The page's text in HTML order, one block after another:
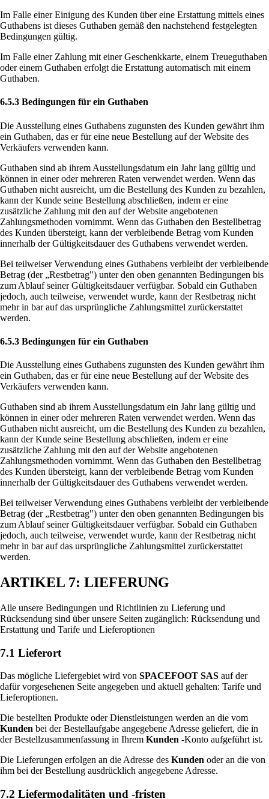
Im Falle einer Einigung des Kunden über eine Erstattung mittels eines
Guthabens ist dieses Guthaben gemäß den nachstehend festgelegten
Bedingungen gültig.
Im Falle einer Zahlung mit einer Geschenkkarte, einem Treueguthaben
oder einem Guthaben erfolgt die Erstattung automatisch mit einem
Guthaben.
6.5.3 Bedingungen für ein Guthaben
Die Ausstellung eines Guthabens zugunsten des Kunden gewährt ihm
ein Guthaben, das er für eine neue Bestellung auf der Website des
Verkäufers verwenden kann.
Guthaben sind ab ihrem Ausstellungsdatum ein Jahr lang gültig und
können in einer oder mehreren Raten verwendet werden. Wenn das
Guthaben nicht ausreicht, um die Bestellung des Kunden zu bezahlen,
kann der Kunde seine Bestellung abschließen, indem er eine
zusätzliche Zahlung mit den auf der Website angebotenen
Zahlungsmethoden vornimmt. Wenn das Guthaben den Bestellbetrag
des Kunden übersteigt, kann der verbleibende Betrag vom Kunden
innerhalb der Gültigkeitsdauer des Guthabens verwendet werden.
Bei teilweiser Verwendung eines Guthabens verbleibt der verbleibende
Betrag (der „Restbetrag") unter den oben genannten Bedingungen bis
zum Ablauf seiner Gültigkeitsdauer verfügbar. Sobald ein Guthaben
jedoch, auch teilweise, verwendet wurde, kann der Restbetrag nicht
mehr in bar auf das ursprüngliche Zahlungsmittel zurückerstattet
werden.
6.5.3 Bedingungen für ein Guthaben
Die Ausstellung eines Guthabens zugunsten des Kunden gewährt ihm
ein Guthaben, das er für eine neue Bestellung auf der Website des
Verkäufers verwenden kann.
Guthaben sind ab ihrem Ausstellungsdatum ein Jahr lang gültig und
können in einer oder mehreren Raten verwendet werden. Wenn das
Guthaben nicht ausreicht, um die Bestellung des Kunden zu bezahlen,
kann der Kunde seine Bestellung abschließen, indem er eine
zusätzliche Zahlung mit den auf der Website angebotenen
Zahlungsmethoden vornimmt. Wenn das Guthaben den Bestellbetrag
des Kunden übersteigt, kann der verbleibende Betrag vom Kunden
innerhalb der Gültigkeitsdauer des Guthabens verwendet werden.
Bei teilweiser Verwendung eines Guthabens verbleibt der verbleibende
Betrag (der „Restbetrag") unter den oben genannten Bedingungen bis
zum Ablauf seiner Gültigkeitsdauer verfügbar. Sobald ein Guthaben
jedoch, auch teilweise, verwendet wurde, kann der Restbetrag nicht
mehr in bar auf das ursprüngliche Zahlungsmittel zurückerstattet
werden.
ARTIKEL 7: LIEFERUNG
Alle unsere Bedingungen und Richtlinien zu Lieferung und
Rücksendung sind über unsere Seiten zugänglich: Rücksendung und
Erstattung und Tarife und Lieferoptionen
7.1 Lieferort
Das mögliche Liefergebiet wird von SPACEFOOT SAS auf der
dafür vorgesehenen Seite angegeben und aktuell gehalten: Tarife und
Lieferoptionen.
Die bestellten Produkte oder Dienstleistungen werden an die vom
Kunden bei der Bestellaufgabe angegebene Adresse geliefert, die in
der Bestellzusammenfassung in Ihrem Kunden -Konto aufgeführt ist.
Die Lieferungen erfolgen an die Adresse des Kunden oder an die von
ihm bei der Bestellung ausdrücklich angegebene Adresse.
7.2 Liefermodalitäten und -fristen